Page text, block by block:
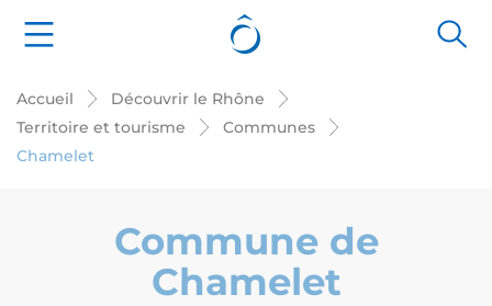
Accueil
Découvrir le Rhône
Territoire et tourisme
Communes
Chamelet
Commune de
Chamelet